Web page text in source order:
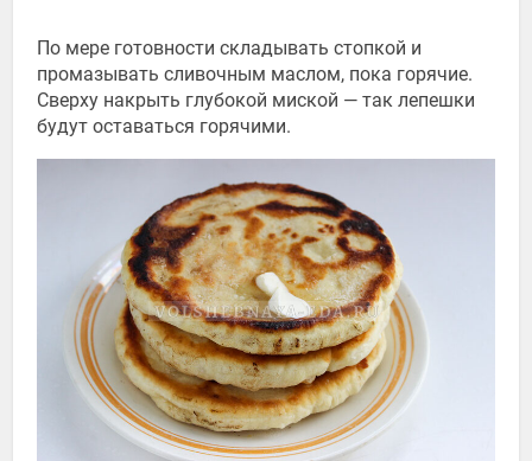
По мере готовности складывать стопкой и
промазывать сливочным маслом, пока горячие.
Сверху накрыть глубокой миской — так лепешки
будут оставаться горячими.